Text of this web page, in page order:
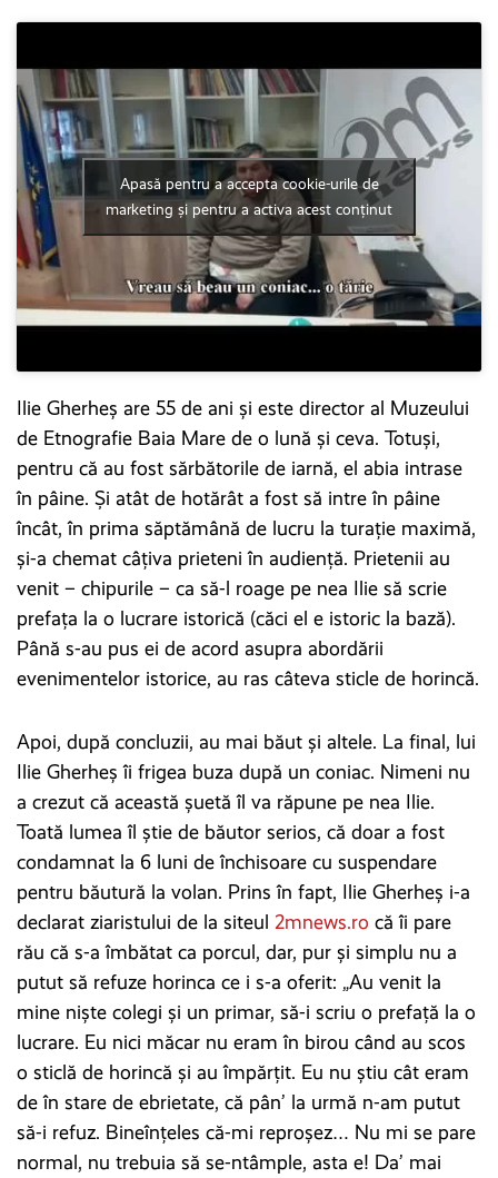
Apasă pentru a accepta cookie-urile de
marketing și pentru a activa acest conținut
Ilie Gherheş are 55 de ani și este director al Muzeului
de Etnografie Baia Mare de o lună și ceva. Totuși,
pentru că au fost sărbătorile de iarnă, el abia intrase
în pâine. Și atât de hotărât a fost să intre în pâine
încât, în prima săptămână de lucru la turație maximă,
și-a chemat câțiva prieteni în audiență. Prietenii au
venit – chipurile – ca să-l roage pe nea Ilie să scrie
prefața la o lucrare istorică (căci el e istoric la bază).
Până s-au pus ei de acord asupra abordării
evenimentelor istorice, au ras câteva sticle de horincă.
Apoi, după concluzii, au mai băut și altele. La final, lui
Ilie Gherheş îi frigea buza după un coniac. Nimeni nu
a crezut că această șuetă îl va răpune pe nea Ilie.
Toată lumea îl știe de băutor serios, că doar a fost
condamnat la 6 luni de închisoare cu suspendare
pentru băutură la volan. Prins în fapt, Ilie Gherheş i-a
declarat ziaristului de la siteul 2mnews.ro că îi pare
rău că s-a îmbătat ca porcul, dar, pur și simplu nu a
putut să refuze horinca ce i s-a oferit: „Au venit la
mine nişte colegi şi un primar, să-i scriu o prefaţă la o
lucrare. Eu nici măcar nu eram în birou când au scos
o sticlă de horincă şi au împărţit. Eu nu ştiu cât eram
de în stare de ebrietate, că pân’ la urmă n-am putut
să-i refuz. Bineînţeles că-mi reproşez… Nu mi se pare
normal, nu trebuia să se-ntâmple, asta e! Da’ mai